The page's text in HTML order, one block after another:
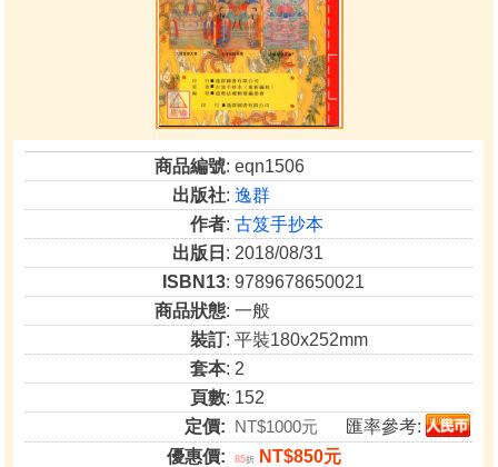
商品編號: eqn1506
出版社:逸群
作者:古笈手抄本
出版日 : 2018/08/31
ISBN13: 9789678650021
商品狀態: 一般
裝訂: 平裝180x252mm
套本: 2
頁數: 152
定價: NT$1000元
匯率參考:
優惠價:
85折
NT$850元